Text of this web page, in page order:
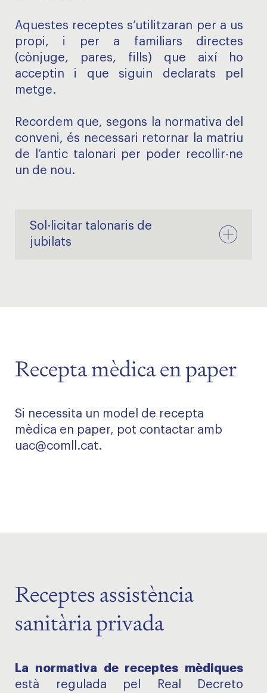
Aquestes receptes s’utilitzaran per a us
propi, i per a familiars directes
(cònjuge, pares, fills) que així ho
acceptin i que siguin declarats pel
metge.
Recordem que, segons la normativa del
conveni, és necessari retornar la matriu
de l’antic talonari per poder recollir-ne
un de nou.
Sol·licitar talonaris de
jubilats
Recepta mèdica en paper
Si necessita un model de recepta
mèdica en paper, pot contactar amb
uac@comll.cat.
Receptes assistència
sanitària privada
La normativa de receptes mèdiques
està regulada pel Real Decreto